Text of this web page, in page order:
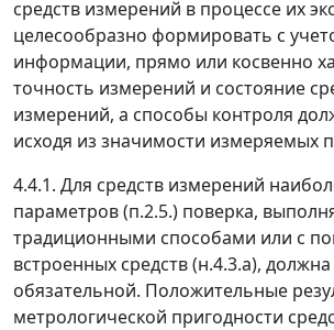
средств измерений в процессе их
целесообразно формировать с
информации, прямо или косвенно
точность измерений и состояние
измерений, а способы контроля
исходя из значимости измеряемых
4.4.1. Для средств измерений
параметров (п.2.5.) поверка,
традиционными способами или с
встроенных средств (н.4.3.а),
обязательной. Положительные
метрологической пригодности